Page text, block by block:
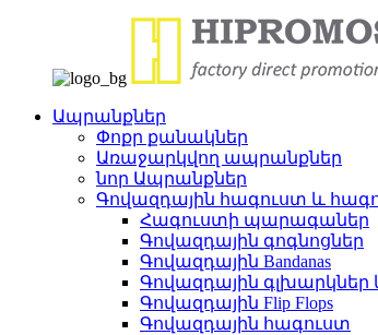
Ապրանքներ
Փոքր քանակներ
Առաջարկվող ապրանքներ
նոր Ապրանքներ
Գովազդային հագուստ և
Հագուստի պարագաներ
Գովազդային գոգնոցներ
Գովազդային Bandanas
Գովազդային գլխարկներ
Գովազդային Flip Flops
Գովազդային հագուստ